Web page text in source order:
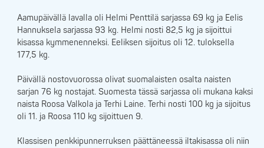
Aamupäivällä lavalla oli Helmi Penttilä sarjassa 69 kg ja Eelis
Hannuksela sarjassa 93 kg. Helmi nosti 82,5 kg ja sijoittui
kisassa kymmenenneksi. Eeliksen sijoitus oli 12. tuloksella
177,5 kg.
Päivällä nostovuorossa olivat suomalaisten osalta naisten
sarjan 76 kg nostajat. Suomesta tässä sarjassa oli mukana kaksi
naista Roosa Valkola ja Terhi Laine. Terhi nosti 100 kg ja sijoitus
oli 11. ja Roosa 110 kg sijoittuen 9.
Klassisen penkkipunnerruksen päättäneessä iltakisassa oli niin